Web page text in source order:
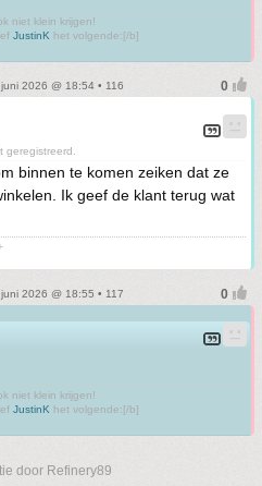
niet klein krijgen!
JustinK het volgende:[/b]
2026 @ 18:54 • 116
geregistreerd.
binnen te komen zeiken dat ze
Ik geef de klant terug wat
2026 @ 18:55 • 117
niet klein krijgen!
JustinK het volgende:[/b]
door Refinery89